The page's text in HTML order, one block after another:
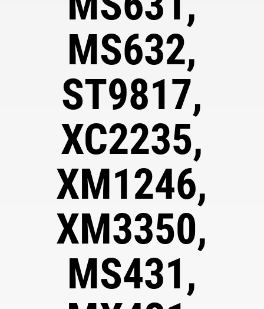
MS632,
ST9817,
XC2235,
XM1246,
XM3350,
MS431,